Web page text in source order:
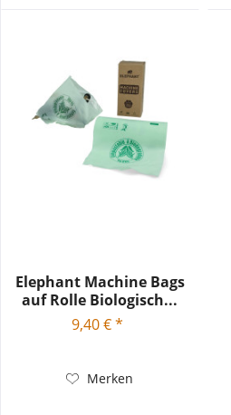
Elephant Machine Bags
auf Rolle Biologisch...
9,40 € *
Merken